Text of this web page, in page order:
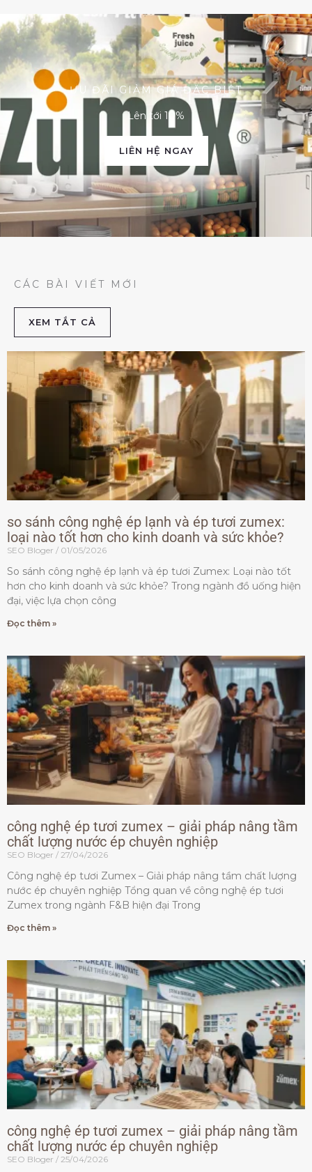
ƯU ĐÃI GIẢM GIÁ ĐẶC BIỆT
Lên tới 10%
LIÊN HỆ NGAY
CÁC BÀI VIẾT MỚI
XEM TẮT CẢ
so sánh công nghệ ép lạnh và ép tươi zumex:
loại nào tốt hơn cho kinh doanh và sức khỏe?
SEO Bloger 01/05/2026
So sánh công nghệ ép lạnh và ép tươi Zumex: Loại nào tốt
hơn cho kinh doanh và sức khỏe? Trong ngành đồ uống hiện
đại, việc lựa chọn công
Đọc thêm »
công nghệ ép tươi zumex – giải pháp nâng tầm
chất lượng nước ép chuyên nghiệp
SEO Bloger 27/04/2026
Công nghệ ép tươi Zumex – Giải pháp nâng tầm chất lượng
nước ép chuyên nghiệp Tổng quan về công nghệ ép tươi
Zumex trong ngành F&B hiện đại Trong
Đọc thêm »
công nghệ ép tươi zumex – giải pháp nâng tầm
chất lượng nước ép chuyên nghiệp
SEO Bloger 25/04/2026